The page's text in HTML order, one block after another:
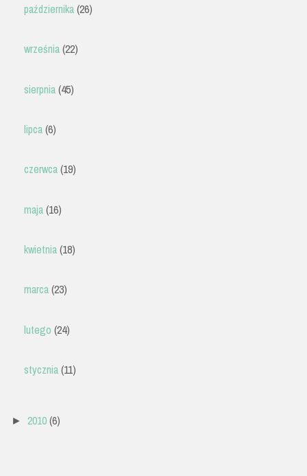
października(26)
września(22)
sierpnia(45)
lipca(6)
czerwca(19)
maja(16)
kwietnia(18)
marca(23)
lutego (24)
stycznia(11)
► 2010(6)